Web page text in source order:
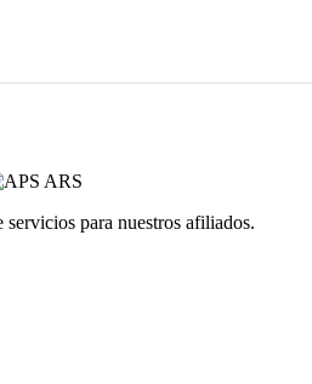
para nuestros afiliados.